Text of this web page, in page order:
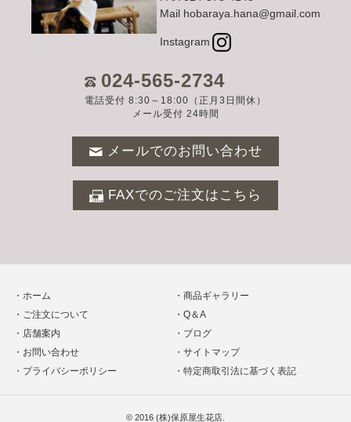
Mail hobaraya.hana@gmail.com
Instagram
024-565-2734
電話受付 8:30～18:00（正月3日間休）
メール受付 24時間
メールでのお問い合わせ
FAXでのご注文はこちら
ホーム
商品ギャラリー
ご注文について
Q＆A
店舗案内
ブログ
お問い合わせ
サイトマップ
プライバシーポリシー
特定商取引法に基づく表記
© 2016 (株)保原屋生花店